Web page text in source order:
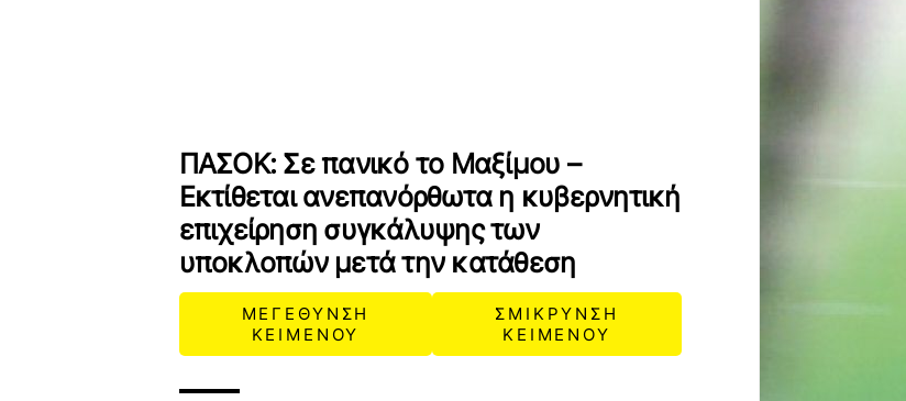
ΠΑΣΟΚ: Σε πανικό το Μαξίμου –
Εκτίθεται ανεπανόρθωτα η κυβερνητική
επιχείρηση συγκάλυψης των
υποκλοπών μετά την κατάθεση
ΜΕΓΕΘΥΝΣΗ
ΚΕΙΜΕΝΟΥ
ΣΜΙΚΡΥΝΣΗ
ΚΕΙΜΕΝΟΥ